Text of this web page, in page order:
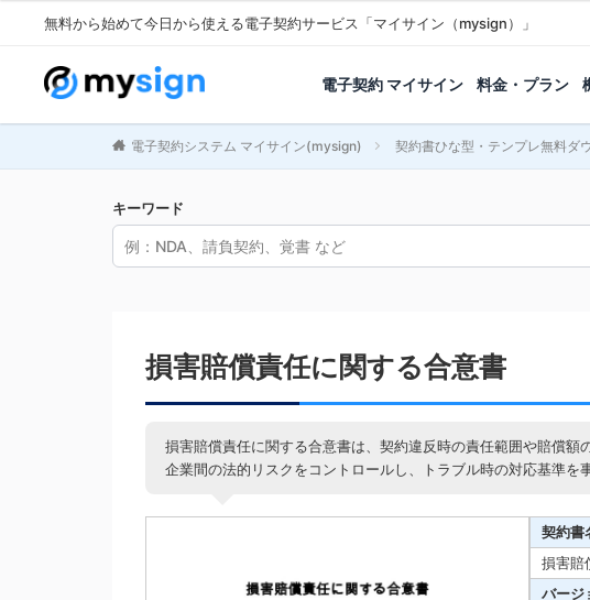
無料から始めて今日から使える電子契約サービス「マイサイン（mysign）」
電子契約 マイサイン 料金・プラン
電子契約システム マイサイン(mysign) 契約書ひな型・テンプレ無料ダ
キーワード
損害賠償責任に関する合意書
損害賠償責任に関する合意書は、契約違反時の責任範囲や賠償額
企業間の法的リスクをコントロールし、トラブル時の対応基準を
契約書
損害賠
バージ